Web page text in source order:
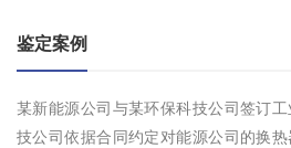
鉴定案例
某新能源公司与某环保科技公司签订
技公司依据合同约定对能源公司的换